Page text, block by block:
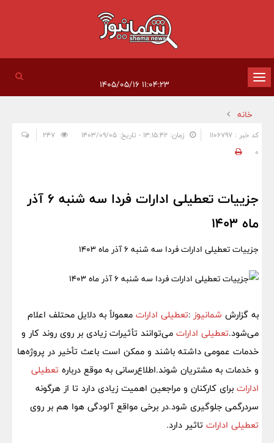
تغییر
وضعیت
ناوبری
خانه
کد خبر : 1106797 زمان: ۱۳:۱۵:۴۲ - تاریخ: ۱۴۰۳/۰۹/۰۵
0
جزییات تعطیلی ادارات فردا سه شنبه 6 آذر
ماه 1403
جزییات تعطیلی ادارات فردا سه شنبه 6 آذر ماه 1403
به گزارش شمانیوز :تعطیلی ادارات معمولاً به دلایل محتلف اعلام
می‌شود.تعطیلی ادارات می‌توانند تأثیرات زیادی بر روی روند کار و
خدمات عمومی داشته باشند و ممکن است باعث تأخیر در پروژه‌ها
و خدمات به مشتریان شوند.اطلاع‌رسانی به موقع درباره تعطیلی
ادارات برای کارکنان و مراجعین اهمیت زیادی دارد تا از هرگونه
سردرگمی جلوگیری شود.در برخی مواقع آلودگی هوا هم بر روی
تعطیلی ادارات تاثیر دارد.